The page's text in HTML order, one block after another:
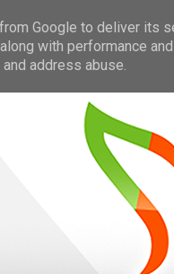
Google to deliver its
with performance
address abuse.